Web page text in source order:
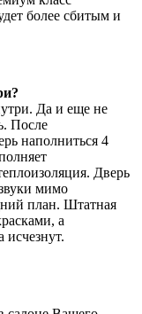
более сбитым и
Да и еще не
После
наполниться 4
Дверь
мимо
план. Штатная
а
исчезнут.